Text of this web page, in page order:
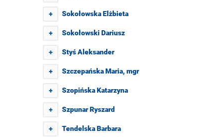
+ Sokołowska Elżbieta
+ Sokołowski Dariusz
+ Styś Aleksander
+ Szczepańska Maria, mgr
+ Szopińska Katarzyna
+ Szpunar Ryszard
+ Tendelska Barbara